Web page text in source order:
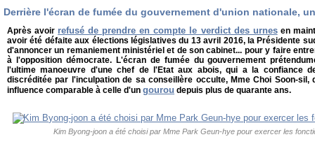
Derrière l'écran de fumée du gouvernement d'union nationale,
Après avoir refusé de prendre en compte le verdict des urnesen
avoir été défaite aux élections législatives du 13 avril 2016, la Présidente
d'annoncer un remaniement ministériel et de son cabinet... pour y faire
à l'opposition démocrate. L'écran de fumée du gouvernement
l'ultime manoeuvre d'une chef de l'Etat aux abois, qui a la confiance
discréditée par l'inculpation de sa conseillère occulte, Mme Choi Soon-
influence comparable à celle d'un gourou depuis plus de quarante ans.
Kim Byong-joon a été choisi par Mme Park Geun-hye pour exercer les